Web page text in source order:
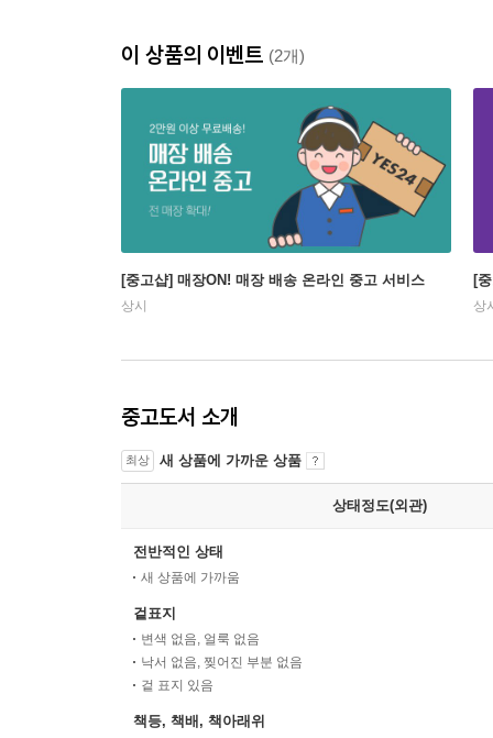
이 상품의 이벤트 (2개)
[중고샵] 매장ON! 매장 배송 온라인 중고 서비스
상시
[
상
중고도서 소개
최상 새 상품에 가까운 상품
상태정도(외관)
전반적인 상태
새 상품에 가까움
겉표지
변색 없음, 얼룩 없음
낙서 없음, 찢어진 부분 없음
겉 표지 있음
책등, 책배, 책아래위